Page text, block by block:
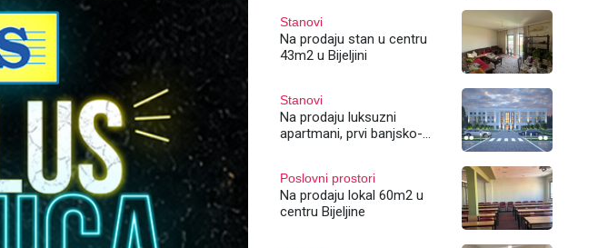
Stanovi
Na prodaju stan u centru
43m2 u Bijeljini
Stanovi
Na prodaju luksuzni
apartmani, prvi banjsko-
Poslovni prostori
Na prodaju lokal 60m2 u
centru Bijeljine